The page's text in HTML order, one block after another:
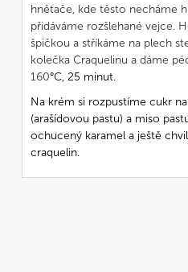
hnětače, kde těsto necháme
přidáváme rozšlehané vejce.
špičkou a stříkáme na plech
kolečka Craquelinu a dáme
160°C, 25 minut.
Na krém si rozpustíme cukr
(arašídovou pastu) a miso
ochucený karamel a ještě
craquelin.